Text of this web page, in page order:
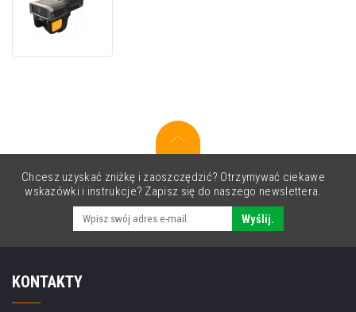
BT,
Chcesz uzyskać zniżkę i zaoszczędzić? Otrzymywać ciekawe
wskazówki i instrukcje? Zapisz się do naszego newslettera.
Wyślij.
KONTAKTY